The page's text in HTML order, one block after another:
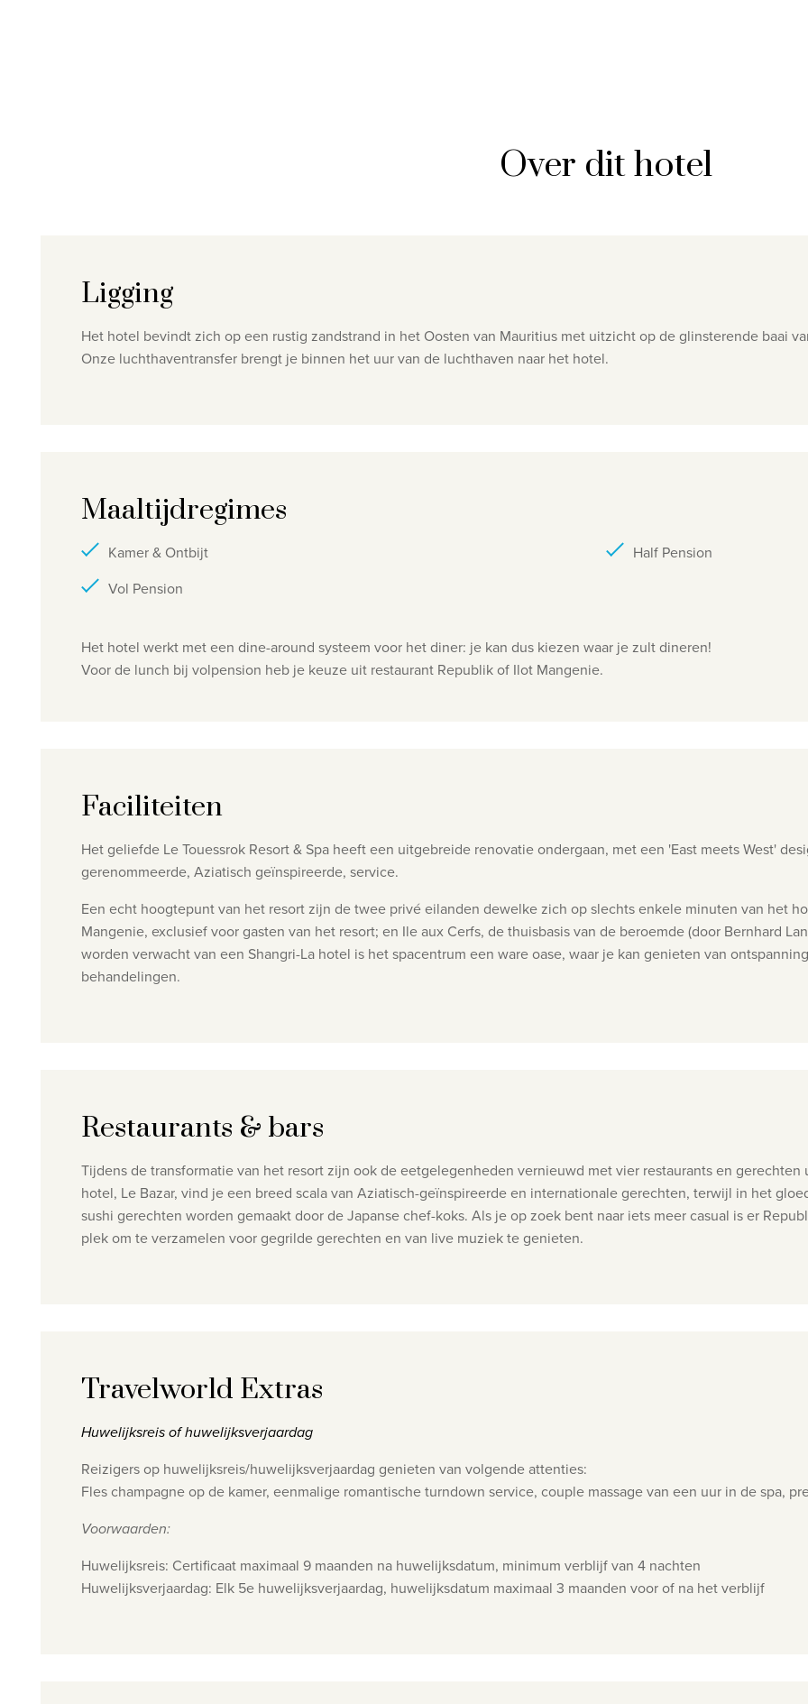
Over dit hotel
Ligging
Het hotel bevindt zich op een rustig zandstrand in het Oosten van Mauritius met uitzicht op de glinsterende baai
Onze luchthaventransfer brengt je binnen het uur van de luchthaven naar het hotel.
Maaltijdregimes
Kamer & Ontbijt
Half Pension
Vol Pension
Het hotel werkt met een dine-around systeem voor het diner: je kan dus kiezen waar je zult dineren!
Voor de lunch bij volpension heb je keuze uit restaurant Republik of Ilot Mangenie.
Faciliteiten
Het geliefde Le Touessrok Resort & Spa heeft een uitgebreide renovatie ondergaan, met een 'East meets West'
gerenommeerde, Aziatisch geïnspireerde, service.
Een echt hoogtepunt van het resort zijn de twee privé eilanden dewelke zich op slechts enkele minuten van het
Mangenie, exclusief voor gasten van het resort; en Ile aux Cerfs, de thuisbasis van de beroemde (door Bernhard
worden verwacht van een Shangri-La hotel is het spacentrum een ware oase, waar je kan genieten van
behandelingen.
Restaurants & bars
Tijdens de transformatie van het resort zijn ook de eetgelegenheden vernieuwd met vier restaurants en
hotel, Le Bazar, vind je een breed scala van Aziatisch-geïnspireerde en internationale gerechten, terwijl in het
sushi gerechten worden gemaakt door de Japanse chef-koks. Als je op zoek bent naar iets meer casual is er
plek om te verzamelen voor gegrilde gerechten en van live muziek te genieten.
Travelworld Extras
Huwelijksreis of huwelijksverjaardag
Reizigers op huwelijksreis/huwelijksverjaardag genieten van volgende attenties:
Fles champagne op de kamer, eenmalige romantische turndown service, couple massage van een uur in de spa,
Voorwaarden:
Huwelijksreis: Certificaat maximaal 9 maanden na huwelijksdatum, minimum verblijf van 4 nachten
Huwelijksverjaardag: Elk 5e huwelijksverjaardag, huwelijksdatum maximaal 3 maanden voor of na het verblijf